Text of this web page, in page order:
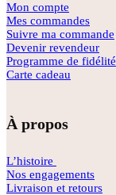
Mon compte
Mes commandes
Suivre ma commande
Devenir revendeur
Programme de fidélité
Carte cadeau
À propos
L’histoire
Nos engagements
Livraison et retours